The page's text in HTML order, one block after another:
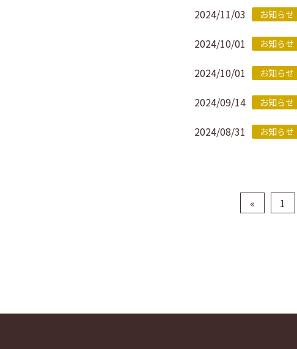
2024/11/03
お知らせ
2024/10/01
お知らせ
2024/10/01
お知らせ
2024/09/14
お知らせ
2024/08/31
お知らせ
« 1